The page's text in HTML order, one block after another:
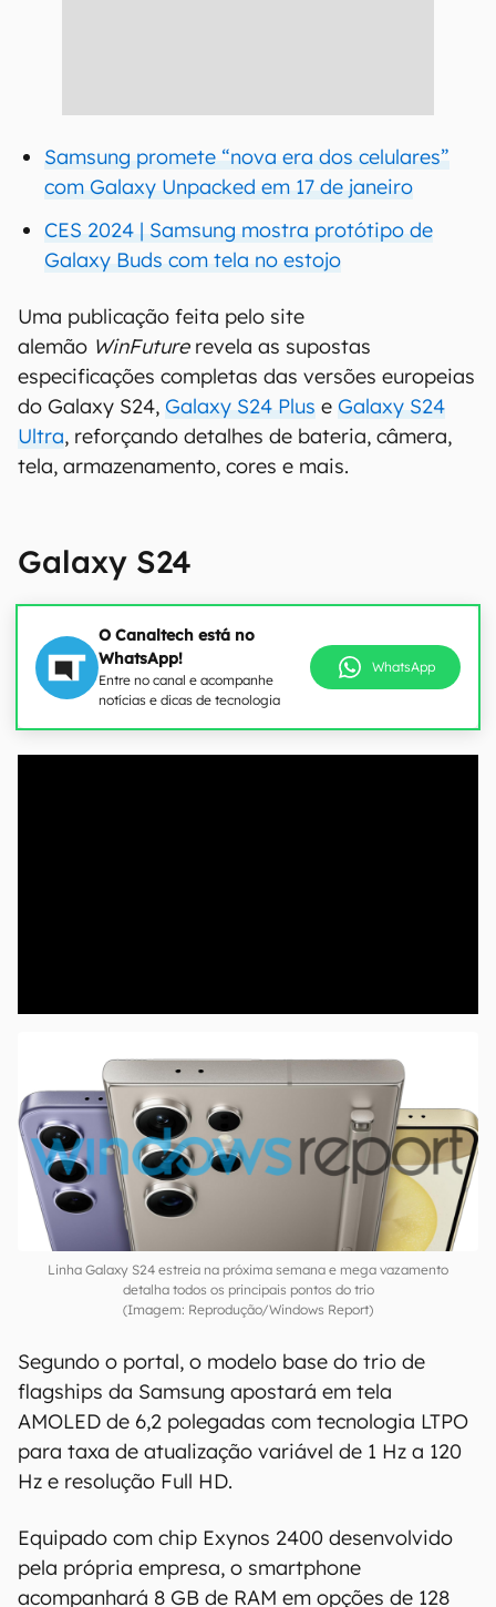
Samsung promete “nova era dos celulares”
com Galaxy Unpacked em 17 de janeiro
CES 2024 | Samsung mostra protótipo de
Galaxy Buds com tela no estojo
Uma publicação feita pelo site
alemão WinFuture revela as supostas
especificações completas das versões europeias
do Galaxy S24, Galaxy S24 Plus e Galaxy S24
Ultra, reforçando detalhes de bateria, câmera,
tela, armazenamento, cores e mais.
Galaxy S24
O Canaltech está no
WhatsApp!
Entre no canal e acompanhe
notícias e dicas de tecnologia
WhatsApp
Linha Galaxy S24 estreia na próxima semana e mega vazamento
detalha todos os principais pontos do trio
(Imagem: Reprodução/Windows Report)
Segundo o portal, o modelo base do trio de
flagships da Samsung apostará em tela
AMOLED de 6,2 polegadas com tecnologia LTPO
para taxa de atualização variável de 1 Hz a 120
Hz e resolução Full HD.
Equipado com chip Exynos 2400 desenvolvido
pela própria empresa, o smartphone
acompanhará 8 GB de RAM em opções de 128